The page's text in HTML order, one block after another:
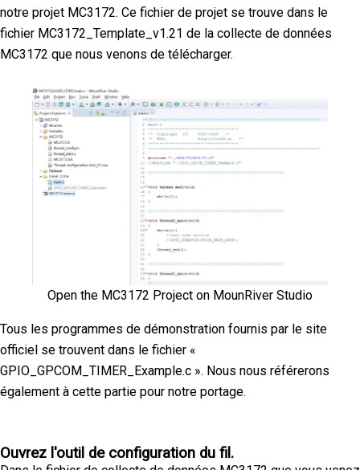
notre projet MC3172. Ce fichier de projet se trouve dans le
fichier MC3172_Template_v1.21 de la collecte de données
MC3172 que nous venons de télécharger.
Open the MC3172 Project on MounRiver Studio
Tous les programmes de démonstration fournis par le site
officiel se trouvent dans le fichier «
GPIO_GPCOM_TIMER_Example.c ». Nous nous référerons
également à cette partie pour notre portage.
Ouvrez l'outil de configuration du fil.